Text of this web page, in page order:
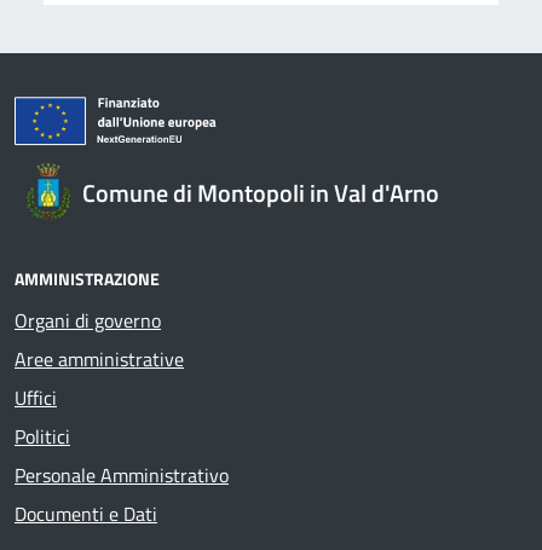
Comune di Montopoli in Val d'Arno
AMMINISTRAZIONE
Organi di governo
Aree amministrative
Uffici
Politici
Personale Amministrativo
Documenti e Dati